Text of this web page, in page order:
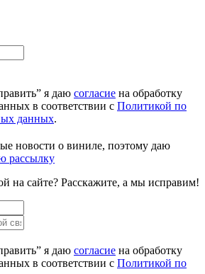
я даю согласие на обработку
в соответствии с Политикой по
данных.
новости о виниле, поэтому даю
рассылку
на сайте? Расскажите, а мы исправим!
я даю согласие на обработку
в соответствии с Политикой по